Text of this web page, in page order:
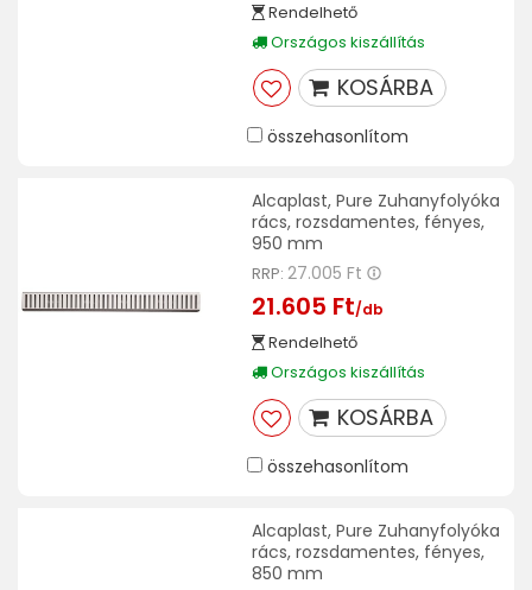
Rendelhető
Országos kiszállítás
KOSÁRBA
összehasonlítom
Alcaplast, Pure Zuhanyfolyóka
rács, rozsdamentes, fényes,
950 mm
RRP: 27.005 Ft
21.605 Ft/db
Rendelhető
Országos kiszállítás
KOSÁRBA
összehasonlítom
Alcaplast, Pure Zuhanyfolyóka
rács, rozsdamentes, fényes,
850 mm